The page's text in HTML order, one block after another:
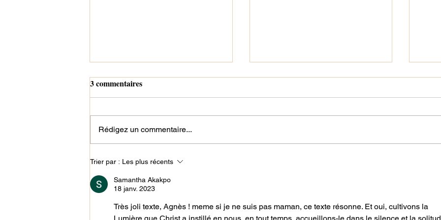
Dieu n'est pas fleur bleue
Vers
3 commentaires
Rédigez un commentaire...
Trier par : Les plus récents
Samantha Akakpo
18 janv. 2023
Très joli texte, Agnès ! meme si je ne suis pas maman, ce texte résonne. Et oui, cultivons la